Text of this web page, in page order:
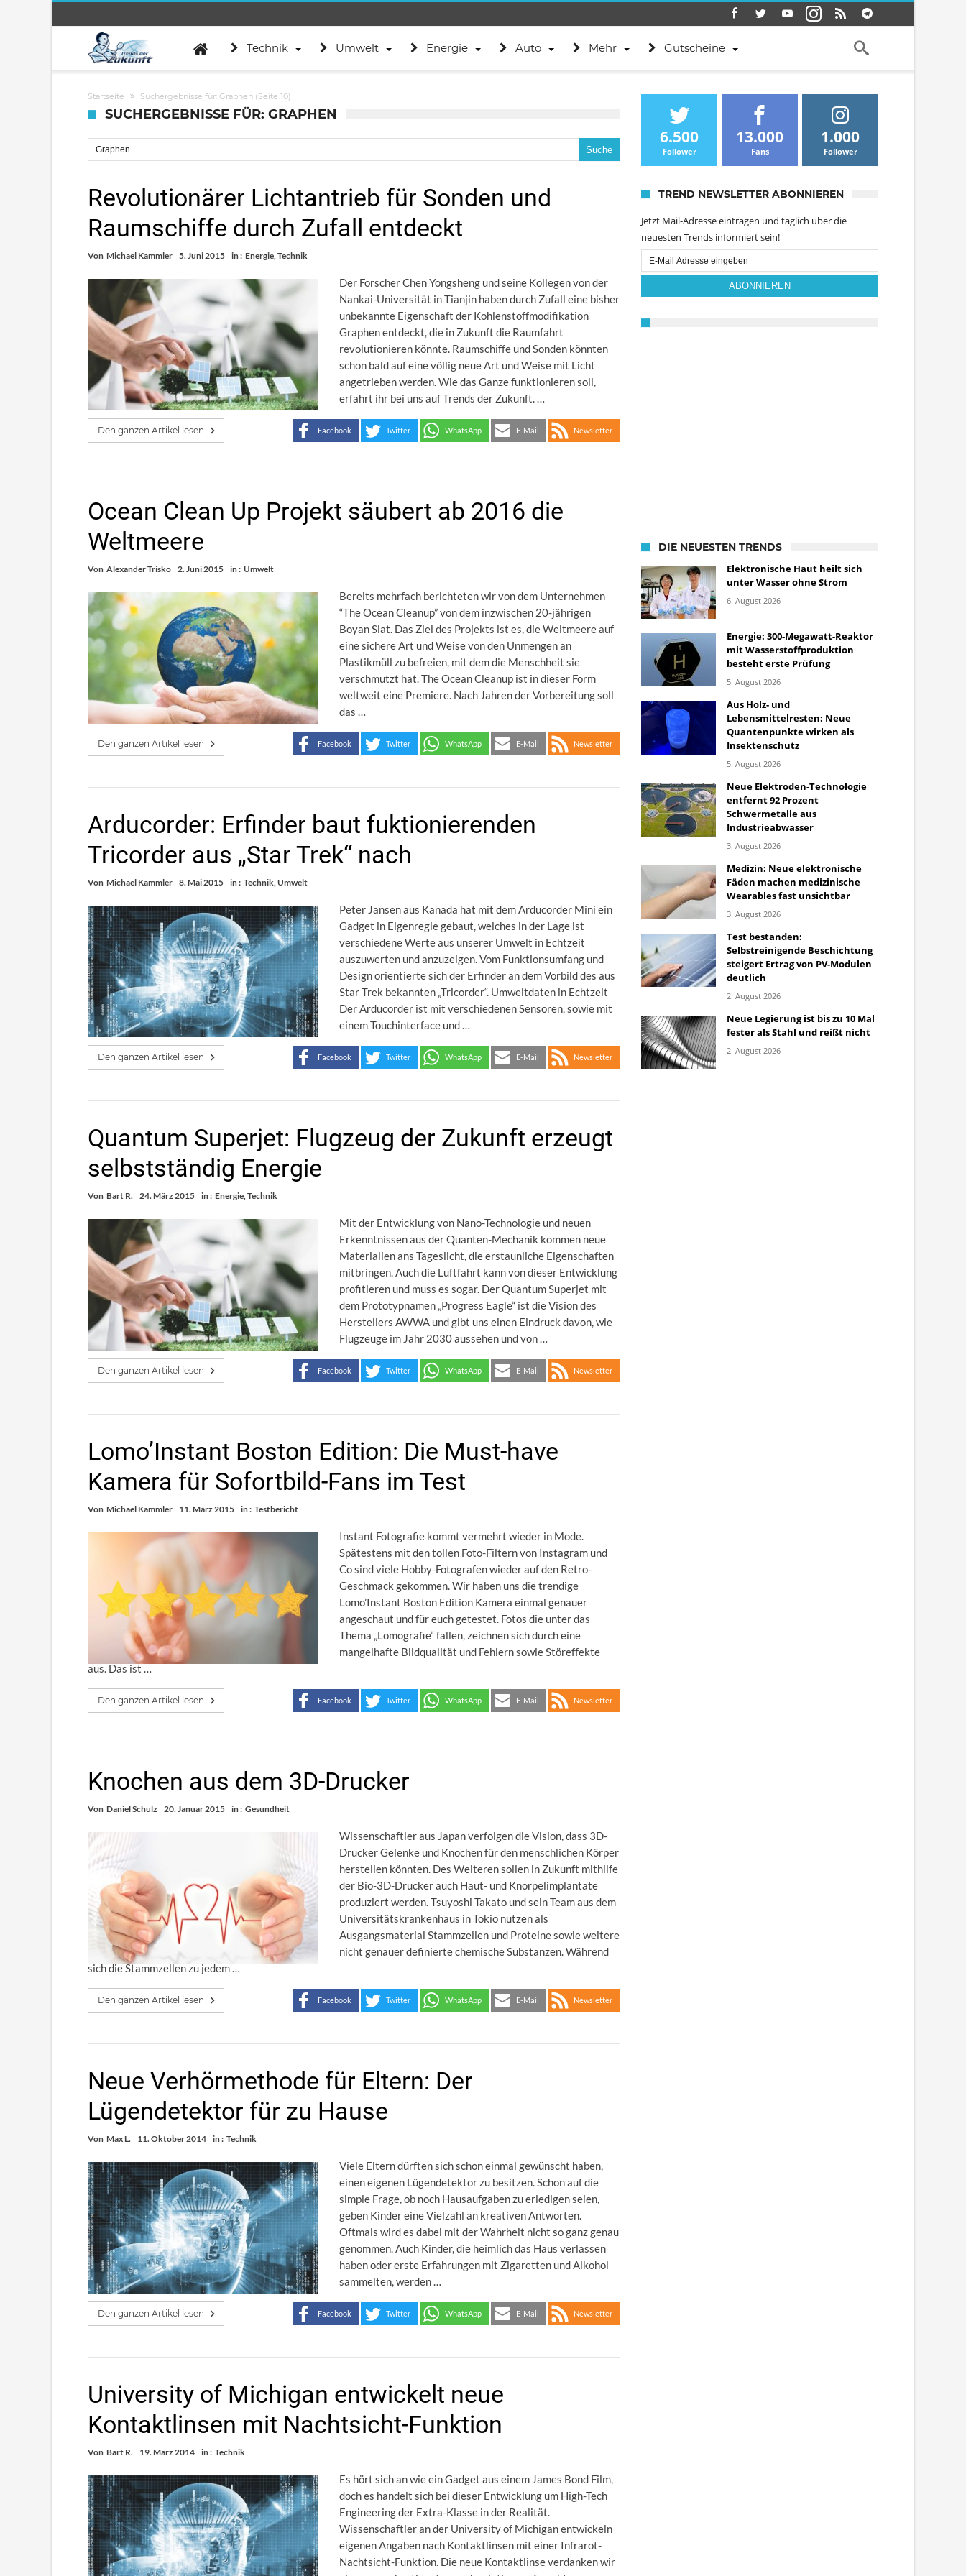
Technik Umwelt Energie Auto Mehr Gutscheine
Startseite Suchergebnisse für: Graphen (Seite 10)
SUCHERGEBNISSE FÜR: GRAPHEN
Suche nach:
Revolutionärer Lichtantrieb für Sonden und
Raumschiffe durch Zufall entdeckt
Von Michael Kammler 5. Juni 2015 in : Energie,Technik
Der Forscher Chen Yongsheng und seine Kollegen von der
Nankai-Universität in Tianjin haben durch Zufall eine bisher
unbekannte Eigenschaft der Kohlenstoffmodifikation
Graphen entdeckt, die in Zukunft die Raumfahrt
revolutionieren könnte. Raumschiffe und Sonden könnten
schon bald auf eine völlig neue Art und Weise mit Licht
angetrieben werden. Wie das Ganze funktionieren soll,
erfahrt ihr bei uns auf Trends der Zukunft. …
Den ganzen Artikel lesen Facebook Twitter WhatsApp E-Mail Newsletter
Ocean Clean Up Projekt säubert ab 2016 die
Weltmeere
Von Alexander Trisko 2. Juni 2015 in : Umwelt
Bereits mehrfach berichteten wir von dem Unternehmen
“The Ocean Cleanup” von dem inzwischen 20-jährigen
Boyan Slat. Das Ziel des Projekts ist es, die Weltmeere auf
eine sichere Art und Weise von den Unmengen an
Plastikmüll zu befreien, mit dem die Menschheit sie
verschmutzt hat. The Ocean Cleanup ist in dieser Form
weltweit eine Premiere. Nach Jahren der Vorbereitung soll
das …
Den ganzen Artikel lesen Facebook Twitter WhatsApp E-Mail Newsletter
Arducorder: Erfinder baut fuktionierenden
Tricorder aus „Star Trek“ nach
Von Michael Kammler 8. Mai 2015 in : Technik,Umwelt
Peter Jansen aus Kanada hat mit dem Arducorder Mini ein
Gadget in Eigenregie gebaut, welches in der Lage ist
verschiedene Werte aus unserer Umwelt in Echtzeit
auszuwerten und anzuzeigen. Vom Funktionsumfang und
Design orientierte sich der Erfinder an dem Vorbild des aus
Star Trek bekannten „Tricorder“. Umweltdaten in Echtzeit
Der Arducorder ist mit verschiedenen Sensoren, sowie mit
einem Touchinterface und …
Den ganzen Artikel lesen Facebook Twitter WhatsApp E-Mail Newsletter
Quantum Superjet: Flugzeug der Zukunft erzeugt
selbstständig Energie
Von Bart R. 24. März 2015 in : Energie,Technik
Mit der Entwicklung von Nano-Technologie und neuen
Erkenntnissen aus der Quanten-Mechanik kommen neue
Materialien ans Tageslicht, die erstaunliche Eigenschaften
mitbringen. Auch die Luftfahrt kann von dieser Entwicklung
profitieren und muss es sogar. Der Quantum Superjet mit
dem Prototypnamen „Progress Eagle“ ist die Vision des
Herstellers AWWA und gibt uns einen Eindruck davon, wie
Flugzeuge im Jahr 2030 aussehen und von …
Den ganzen Artikel lesen Facebook Twitter WhatsApp E-Mail Newsletter
Lomo’Instant Boston Edition: Die Must-have
Kamera für Sofortbild-Fans im Test
Von Michael Kammler 11. März 2015 in : Testbericht
Instant Fotografie kommt vermehrt wieder in Mode.
Spätestens mit den tollen Foto-Filtern von Instagram und
Co sind viele Hobby-Fotografen wieder auf den Retro-
Geschmack gekommen. Wir haben uns die trendige
Lomo’Instant Boston Edition Kamera einmal genauer
angeschaut und für euch getestet. Fotos die unter das
Thema „Lomografie“ fallen, zeichnen sich durch eine
mangelhafte Bildqualität und Fehlern sowie Störeffekte
aus. Das ist …
Den ganzen Artikel lesen Facebook Twitter WhatsApp E-Mail Newsletter
Knochen aus dem 3D-Drucker
Von Daniel Schulz 20. Januar 2015 in : Gesundheit
Wissenschaftler aus Japan verfolgen die Vision, dass 3D-
Drucker Gelenke und Knochen für den menschlichen Körper
herstellen könnten. Des Weiteren sollen in Zukunft mithilfe
der Bio-3D-Drucker auch Haut- und Knorpelimplantate
produziert werden. Tsuyoshi Takato und sein Team aus dem
Universitätskrankenhaus in Tokio nutzen als
Ausgangsmaterial Stammzellen und Proteine sowie weitere
nicht genauer definierte chemische Substanzen. Während
sich die Stammzellen zu jedem …
Den ganzen Artikel lesen Facebook Twitter WhatsApp E-Mail Newsletter
Neue Verhörmethode für Eltern: Der
Lügendetektor für zu Hause
Von Max L. 11. Oktober 2014 in : Technik
Viele Eltern dürften sich schon einmal gewünscht haben,
einen eigenen Lügendetektor zu besitzen. Schon auf die
simple Frage, ob noch Hausaufgaben zu erledigen seien,
geben Kinder eine Vielzahl an kreativen Antworten.
Oftmals wird es dabei mit der Wahrheit nicht so ganz genau
genommen. Auch Kinder, die heimlich das Haus verlassen
haben oder erste Erfahrungen mit Zigaretten und Alkohol
sammelten, werden …
Den ganzen Artikel lesen Facebook Twitter WhatsApp E-Mail Newsletter
University of Michigan entwickelt neue
Kontaktlinsen mit Nachtsicht-Funktion
Von Bart R. 19. März 2014 in : Technik
Es hört sich an wie ein Gadget aus einem James Bond Film,
doch es handelt sich bei dieser Entwicklung um High-Tech
Engineering der Extra-Klasse in der Realität.
Wissenschaftler an der University of Michigan entwickeln
eigenen Angaben nach Kontaktlinsen mit einer Infrarot-
Nachtsicht-Funktion. Die neue Kontaktlinse verdanken wir
6.500
Follower
13.000
Fans
1.000
Follower
TREND NEWSLETTER ABONNIEREN
Jetzt Mail-Adresse eintragen und täglich über die
neuesten Trends informiert sein!
Email
Subscription
ABONNIEREN
DIE NEUESTEN TRENDS
Elektronische Haut heilt sich
unter Wasser ohne Strom
6. August 2026
Energie: 300-Megawatt-Reaktor
mit Wasserstoffproduktion
besteht erste Prüfung
5. August 2026
Aus Holz- und
Lebensmittelresten: Neue
Quantenpunkte wirken als
Insektenschutz
5. August 2026
Neue Elektroden-Technologie
entfernt 92 Prozent
Schwermetalle aus
Industrieabwasser
3. August 2026
Medizin: Neue elektronische
Fäden machen medizinische
Wearables fast unsichtbar
3. August 2026
Test bestanden:
Selbstreinigende Beschichtung
steigert Ertrag von PV-Modulen
deutlich
2. August 2026
Neue Legierung ist bis zu 10 Mal
fester als Stahl und reißt nicht
2. August 2026